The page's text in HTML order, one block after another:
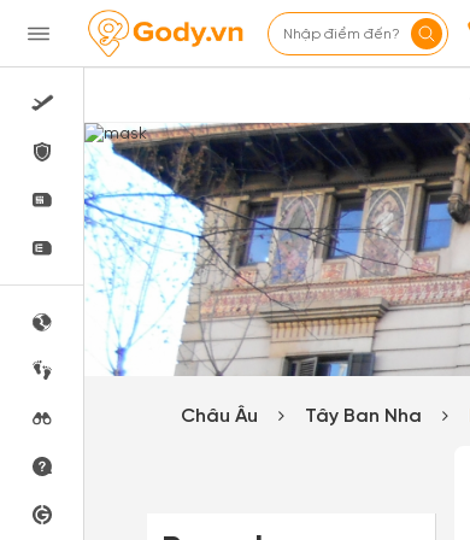
Nhập điểm đến?
Châu Âu Tây Ban Nha